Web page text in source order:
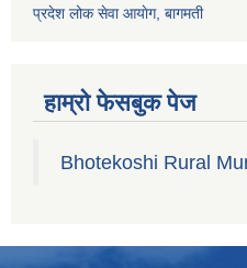
प्रदेश लोक सेवा आयाेग, बागमती
हाम्रो फेसबुक पेज
Bhotekoshi Rural